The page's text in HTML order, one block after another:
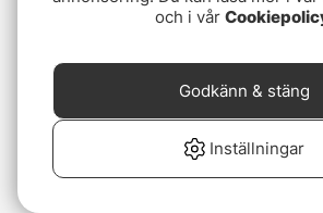
och i vår
Inställningar
Godkänn & stäng